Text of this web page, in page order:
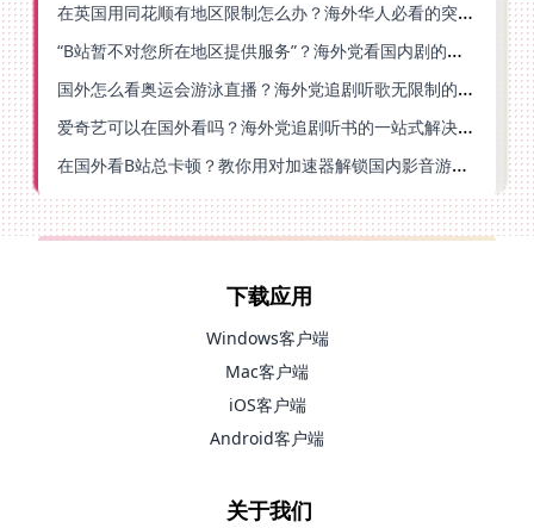
在英国用同花顺有地区限制怎么办？海外华人必看的突破指南（附小说影音技巧）
“B站暂不对您所在地区提供服务”？海外党看国内剧的救星来了！
国外怎么看奥运会游泳直播？海外党追剧听歌无限制的实用指南
爱奇艺可以在国外看吗？海外党追剧听书的一站式解决指南
在国外看B站总卡顿？教你用对加速器解锁国内影音游戏自由
下载应用
Windows客户端
Mac客户端
iOS客户端
Android客户端
关于我们